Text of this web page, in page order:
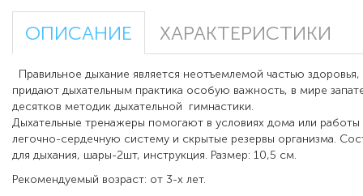
ОПИСАНИЕ ХАРАКТЕРИСТИКИ
Правильное дыхание является неотъемлемой частью здоровья,
придают дыхательным практика особую важность, в мире
десятков методик дыхательной гимнастики.
Дыхательные тренажеры помогают в условиях дома или работы
легочно-сердечную систему и скрытые резервы организма.
для дыхания, шары-2шт, инструкция. Размер: 10,5 см.
Рекомендуемый возраст: от 3-х лет.